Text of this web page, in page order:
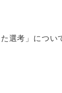
選考」につ